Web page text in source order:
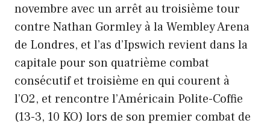
novembre avec un arrêt au troisième tour
contre Nathan Gormley à la Wembley Arena
de Londres, et l’as d’Ipswich revient dans la
capitale pour son quatrième combat
consécutif et troisième en qui courent à
l’O2, et rencontre l’Américain Polite-Coffie
(13-3, 10 KO) lors de son premier combat de